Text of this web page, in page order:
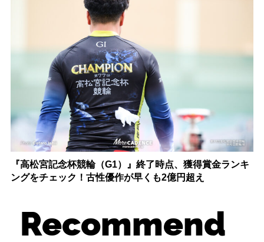
『高松宮記念杯競輪（G1）』終了時点、獲得賞金ランキ
ングをチェック！古性優作が早くも2億円超え
Recommend